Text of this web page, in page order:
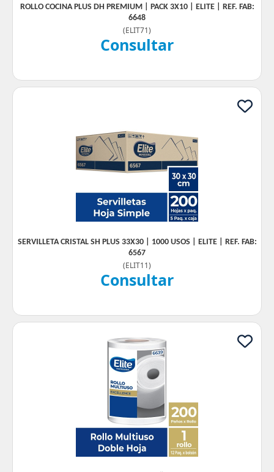
ROLLO COCINA PLUS DH PREMIUM | PACK 3X10 | ELITE | REF. FAB:
6648
(ELIT71)
Consultar
SERVILLETA CRISTAL SH PLUS 33X30 | 1000 USOS | ELITE | REF. FAB:
6567
(ELIT11)
Consultar